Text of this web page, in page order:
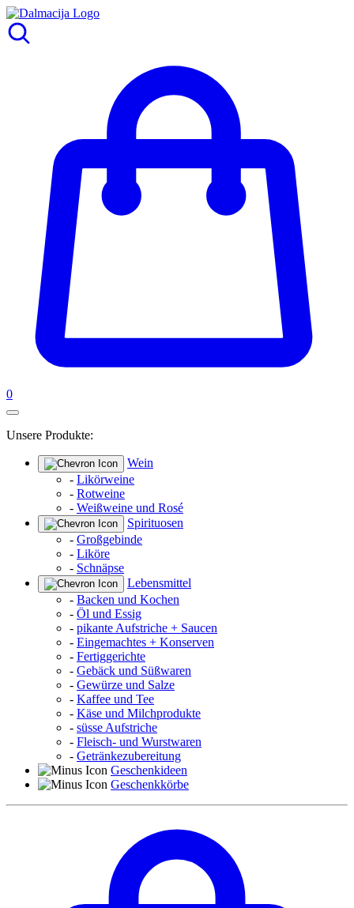
0
Unsere Produkte:
Wein
- Likörweine
- Rotweine
- Weißweine und Rosé
Spirituosen
- Großgebinde
- Liköre
- Schnäpse
Lebensmittel
- Backen und Kochen
- Öl und Essig
- pikante Aufstriche + Saucen
- Eingemachtes + Konserven
- Fertiggerichte
- Gebäck und Süßwaren
- Gewürze und Salze
- Kaffee und Tee
- Käse und Milchprodukte
- süsse Aufstriche
- Fleisch- und Wurstwaren
- Getränkezubereitung
Geschenkideen
Geschenkkörbe